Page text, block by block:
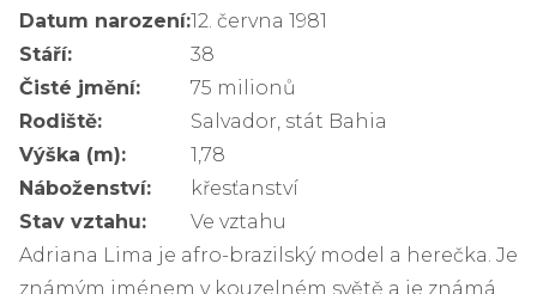
Datum narození:12. června 1981
Stáří:
38
Čisté jmění:
75 milionů
Rodiště:
Salvador, stát Bahia
Výška (m):
1,78
Náboženství:
křesťanství
Stav vztahu:
Ve vztahu
Adriana Lima je afro-brazilský model a herečka. Je
známým jménem v kouzelném světě a je známá